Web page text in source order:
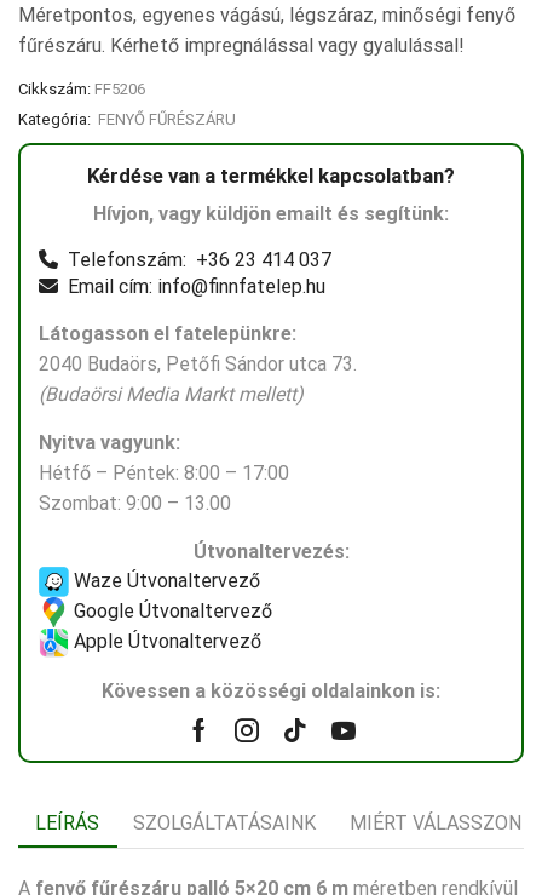
Méretpontos, egyenes vágású, légszáraz, minőségi fenyő
fűrészáru. Kérhető impregnálással vagy gyalulással!
Cikkszám: FF5206
Kategória: FENYŐ FŰRÉSZÁRU
Kérdése van a termékkel kapcsolatban?
Hívjon, vagy küldjön emailt és segítünk:
Telefonszám: +36 23 414 037
Email cím: info@finnfatelep.hu
Látogasson el fatelepünkre:
2040 Budaörs, Petőfi Sándor utca 73.
(Budaörsi Media Markt mellett)
Nyitva vagyunk:
Hétfő – Péntek: 8:00 – 17:00
Szombat: 9:00 – 13.00
Útvonaltervezés:
Waze Útvonaltervező
Google Útvonaltervező
Apple Útvonaltervező
Kövessen a közösségi oldalainkon is:
Facebook
Instagram
Tik- Youtube
LEÍRÁS SZOLGÁLTATÁSAINK MIÉRT VÁLASSZON
A fenyő fűrészáru palló 5×20 cm 6 m méretben rendkívül